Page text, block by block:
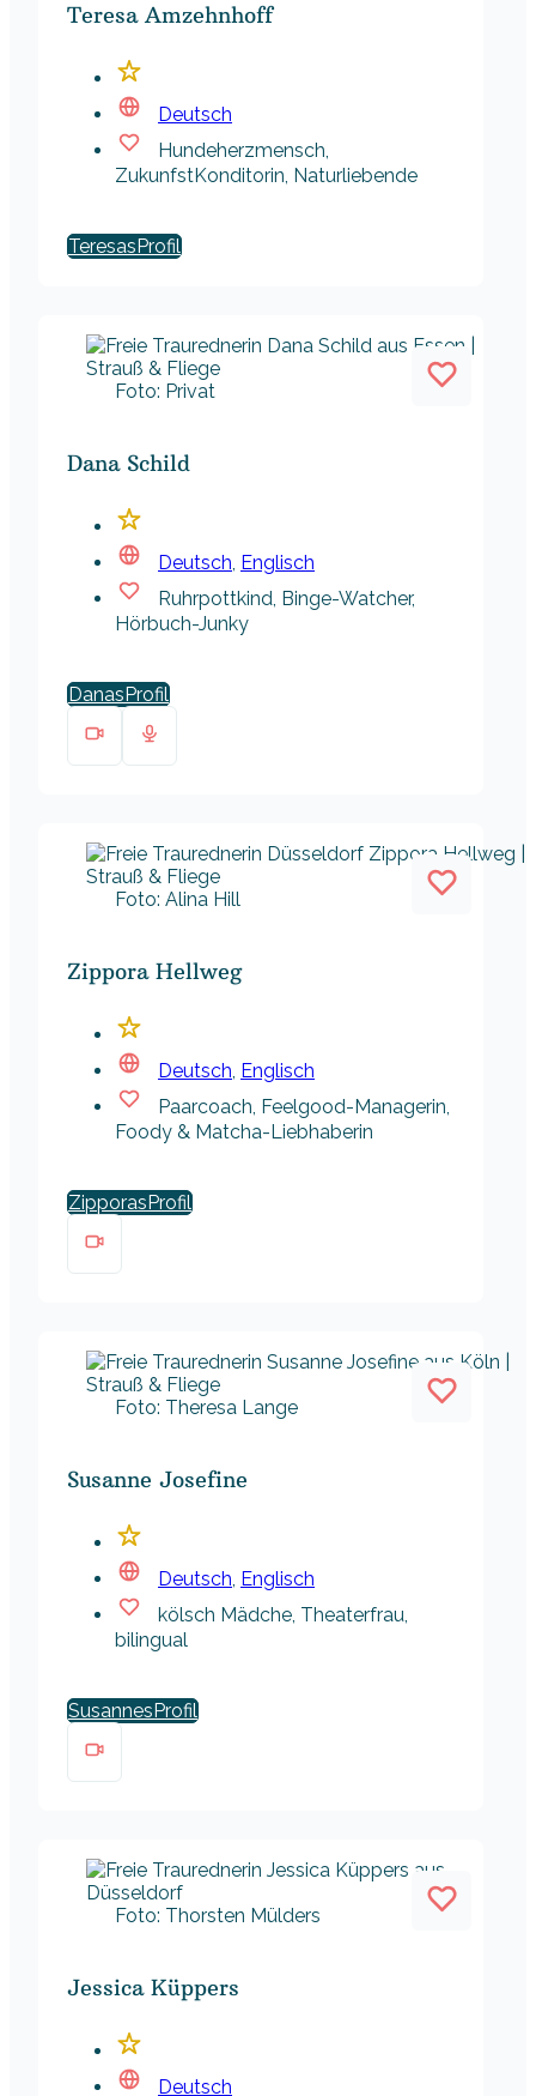
Teresa Amzehnhoff
Deutsch
Hundeherzmensch,
ZukunfstKonditorin, Naturliebende
Teresas
Foto: Privat
Dana Schild
Deutsch, Englisch
Ruhrpottkind, Binge-Watcher,
Hörbuch-Junky
Danas
Foto: Alina Hill
Zippora Hellweg
Deutsch, Englisch
Paarcoach, Feelgood-Managerin,
Foody & Matcha-Liebhaberin
Zipporas
Foto: Theresa Lange
Susanne Josefine
Deutsch, Englisch
kölsch Mädche, Theaterfrau,
bilingual
Susannes
Foto: Thorsten Mülders
Jessica Küppers
Deutsch